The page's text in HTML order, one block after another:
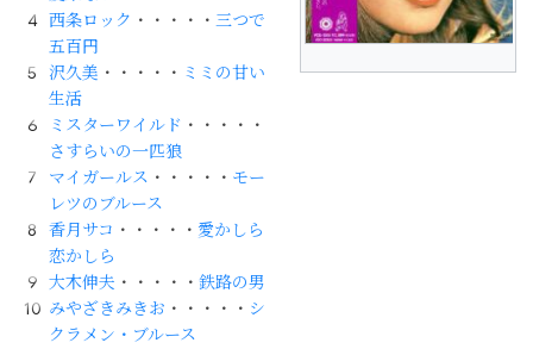
西条ロック ・・・・・三つで
五百円
沢久美 ・・・・・ ミミの甘い
生活
ミスターワイルド ・・・・・
さすらいの一匹狼
マイガールス ・・・・・ モー
レツのブルース
香月サコ ・・・・・ 愛かしら
恋かしら
大木伸夫 ・・・・・鉄路の男
みやざきみきお ・・・・・ シ
クラメン・ブルース